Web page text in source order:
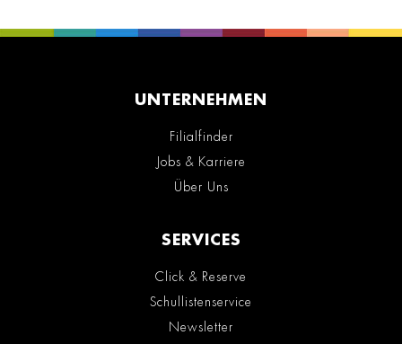
UNTERNEHMEN
Filialfinder
Jobs & Karriere
Über Uns
SERVICES
Click & Reserve
Schullistenservice
Newsletter